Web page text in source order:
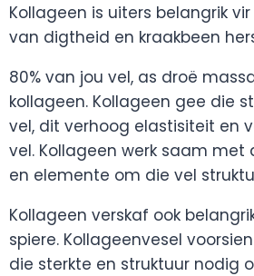
Kollageen is uiters belangrik
van digtheid en kraakbeen
80% van jou vel, as droë
kollageen. Kollageen gee die
vel, dit verhoog elastisiteit en
vel. Kollageen werk saam met
en elemente om die vel
Kollageen verskaf ook
spiere. Kollageenvesel
die sterkte en struktuur nodig